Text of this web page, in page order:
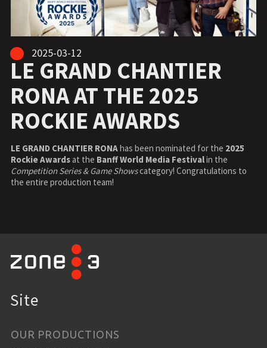
2025-03-12
LE GRAND CHANTIER
RONA AT THE 2025
ROCKIE AWARDS
LE GRAND CHANTIER RONAhas been nominated for the 2025
Rockie Awardsat the Banff World Media Festivalin the
Competition Series & Game Showscategory! Congratulations to
the entire production team!
Site
OUR PRODUCTIONS